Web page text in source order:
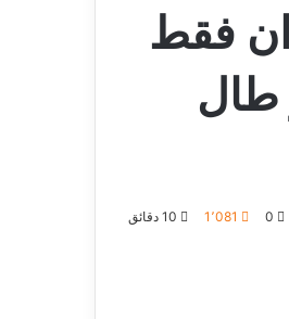
فقط
طال
0 1٬081